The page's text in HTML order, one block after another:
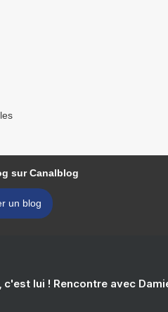
sur Canalblog
un blog
lui ! Rencontre avec